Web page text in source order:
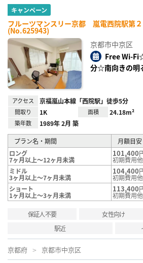
キャンペーン
フルーツマンスリー京都 嵐電西院駅第
(No.625943)
京都市中京区
Free Wi-
分☆南向きの明
アクセス 京福嵐山本線「西院駅」徒歩5分
間取り 1K 面積 24.18m²
築年数 1989年 2月 築
プラン名・期間
月額目安
ロング
7ヶ月以上～12ヶ月未満
101,400
初期費用
ミドル
3ヶ月以上～7ヶ月未満
104,400
初期費用
ショート
1ヶ月以上～3ヶ月未満
113,400
初期費用
保証人不要 女性向け
駅近
京都府 京都市中京区